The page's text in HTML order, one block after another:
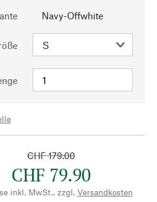
Navy-Offwhite
CHF 179.00
CHF 79.90
inkl. MwSt., zzgl. Versandkosten